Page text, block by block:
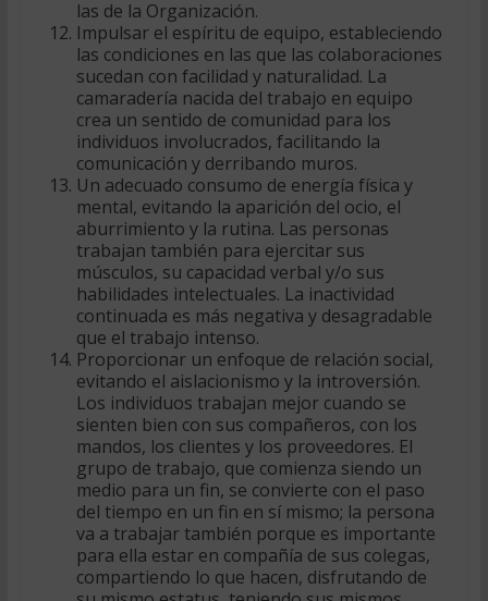
las de la Organización.
Impulsar el espíritu de equipo, estableciendo
las condiciones en las que las colaboraciones
sucedan con facilidad y naturalidad. La
camaradería nacida del trabajo en equipo
crea un sentido de comunidad para los
individuos involucrados, facilitando la
comunicación y derribando muros.
Un adecuado consumo de energía física y
mental, evitando la aparición del ocio, el
aburrimiento y la rutina. Las personas
trabajan también para ejercitar sus
músculos, su capacidad verbal y/o sus
habilidades intelectuales. La inactividad
continuada es más negativa y desagradable
que el trabajo intenso.
Proporcionar un enfoque de relación social,
evitando el aislacionismo y la introversión.
Los individuos trabajan mejor cuando se
sienten bien con sus compañeros, con los
mandos, los clientes y los proveedores. El
grupo de trabajo, que comienza siendo un
medio para un fin, se convierte con el paso
del tiempo en un fin en sí mismo; la persona
va a trabajar también porque es importante
para ella estar en compañía de sus colegas,
compartiendo lo que hacen, disfrutando de